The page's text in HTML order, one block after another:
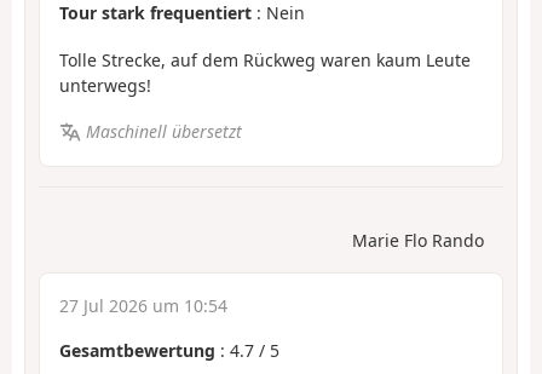
Tour stark frequentiert : Nein
Tolle Strecke, auf dem Rückweg waren kaum Leute
unterwegs!
Maschinell übersetzt
Marie Flo Rando
27 Jul 2026 um 10:54
Gesamtbewertung : 4.7 / 5